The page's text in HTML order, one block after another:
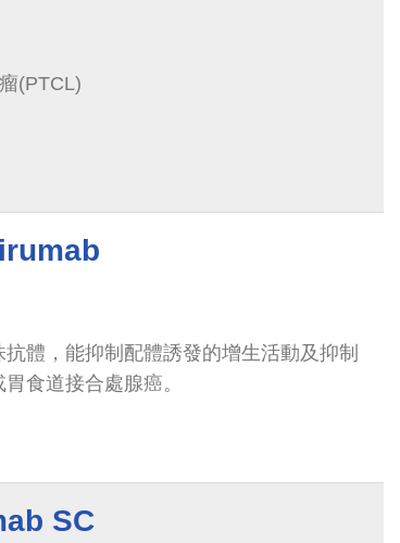
(PTCL)
體，能抑制配體誘發的增生活動及抑制
食道接合處腺癌。
SC